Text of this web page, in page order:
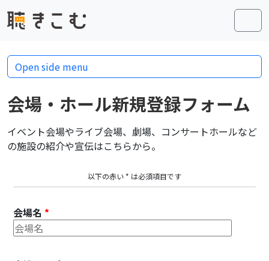
会場・ホール新規登録フォーム
イベント会場やライブ会場、劇場、コンサートホールなど
の施設の紹介や宣伝はこちらから。
以下の赤い * は必須項目です
会場名 *
Open side menu